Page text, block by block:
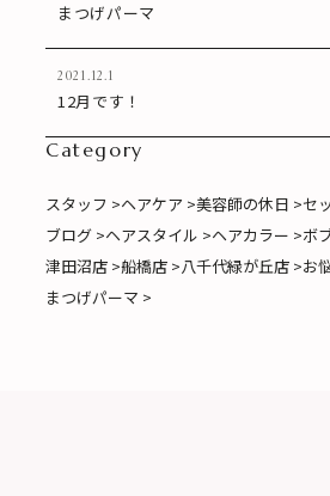
まつげパーマ
2021.12.1
12月です！
Category
スタッフ >ヘアケア >美容師の休日 >セ
ブログ >ヘアスタイル >ヘアカラー >ボ
津田沼店 >船橋店 >八千代緑が丘店 >お
まつげパーマ >